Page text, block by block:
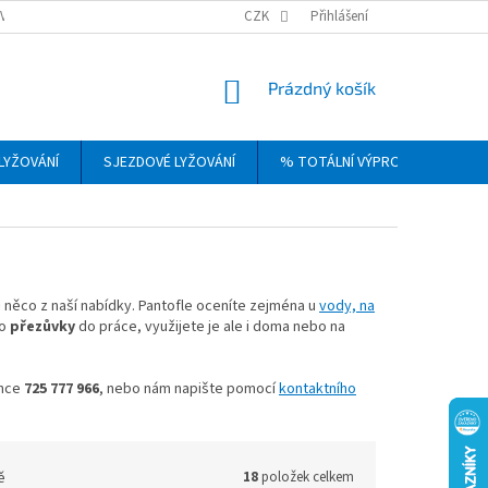
VRÁCENÍ, VÝMĚNA A REKLAMACE ZBOŽÍ OBCHODNÍ PODMÍNKY
CZK Přihlášení
NÁKUPNÍ
Prázdný košík
SJEZDOVÉ LYŽOVÁNÍ % TOTÁLNÍ VÝPRODEJ
z naší nabídky. Pantofle oceníte zejména u vody, na
přezůvkydo práce, využijete je ale i doma nebo na
725 777 966, nebo nám napište pomocíkontaktního
18položek celkem